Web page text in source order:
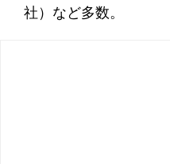
社）など多数。